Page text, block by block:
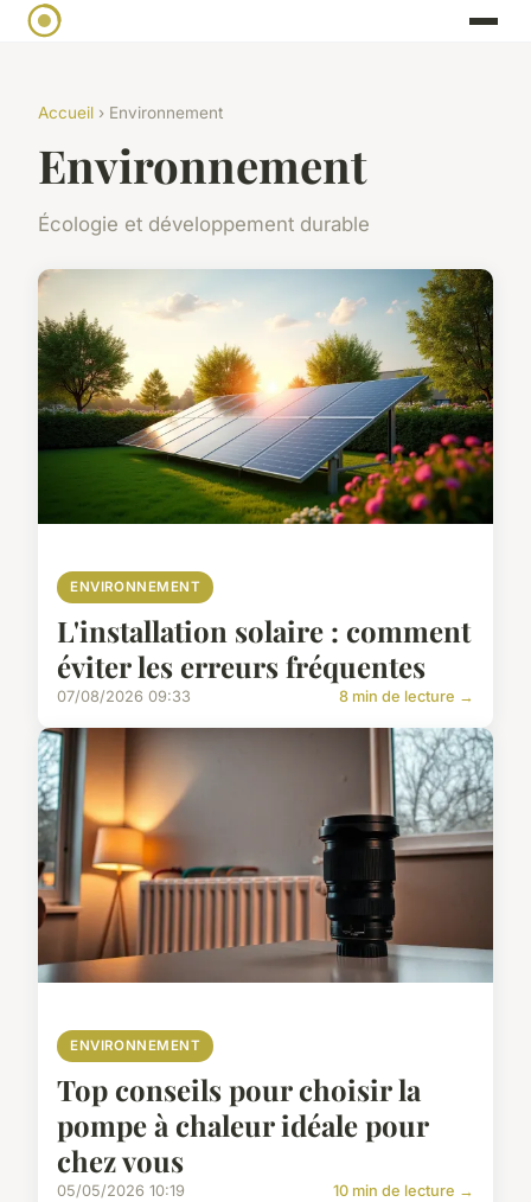
Accueil › Environnement
Environnement
Écologie et développement durable
ENVIRONNEMENT
L'installation solaire : comment
éviter les erreurs fréquentes
07/08/2026 09:33 8 min de lecture →
ENVIRONNEMENT
Top conseils pour choisir la
pompe à chaleur idéale pour
chez vous
05/05/2026 10:19 10 min de lecture →